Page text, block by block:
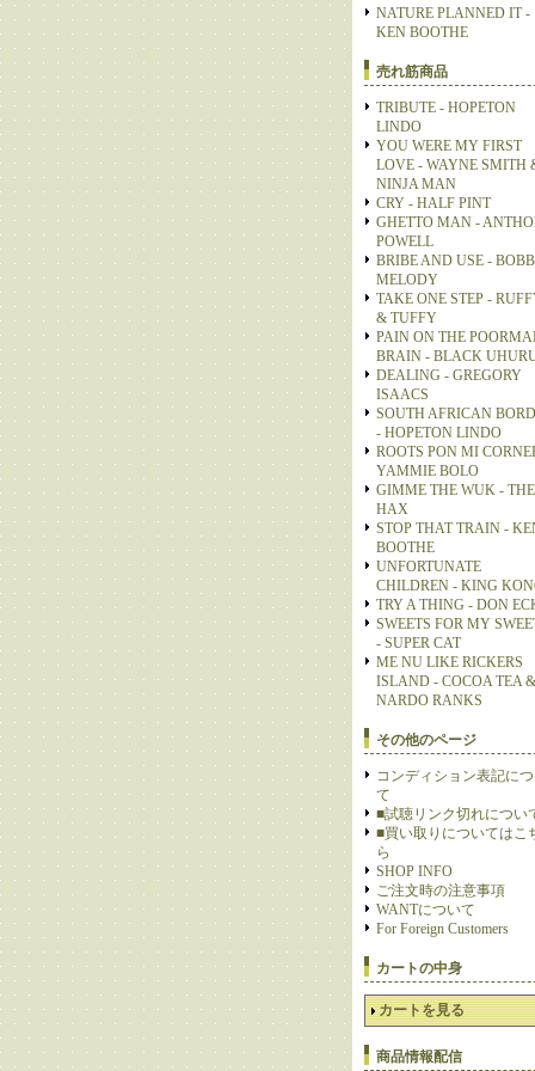
NATURE PLANNED IT -
KEN BOOTHE
売れ筋商品
TRIBUTE - HOPETON
LINDO
YOU WERE MY FIRST
LOVE - WAYNE SMITH
NINJA MAN
CRY - HALF PINT
GHETTO MAN -
POWELL
BRIBE AND USE -
MELODY
TAKE ONE STEP -
& TUFFY
PAIN ON THE
BRAIN - BLACK
DEALING - GREGORY
ISAACS
SOUTH AFRICAN
- HOPETON LINDO
ROOTS PON MI
YAMMIE BOLO
GIMME THE WUK - THE
HAX
STOP THAT TRAIN -
BOOTHE
UNFORTUNATE
CHILDREN - KING
TRY A THING - DON
SWEETS FOR MY
- SUPER CAT
ME NU LIKE RICKERS
ISLAND - COCOA TEA &
NARDO RANKS
その他のページ
コンディション表記に
て
■試聴リンク切れについ
■買い取りについてはこ
ら
SHOP INFO
ご注文時の注意事項
WANTについて
For Foreign Customers
カートの中身
カートを見る
商品情報配信